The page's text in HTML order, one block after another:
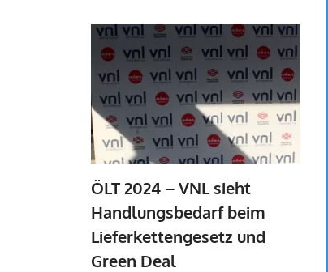
ÖLT 2024 – VNL sieht
Handlungsbedarf beim
Lieferkettengesetz und
Green Deal